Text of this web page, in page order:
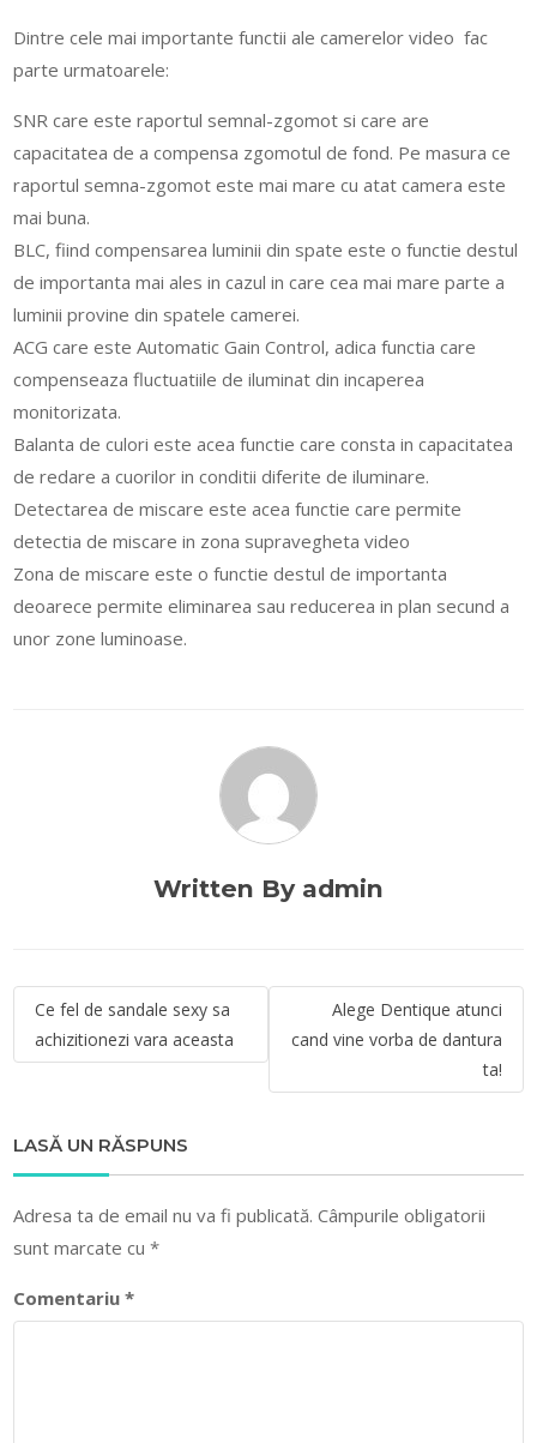
Dintre cele mai importante functii ale camerelor video fac
parte urmatoarele:
SNR care este raportul semnal-zgomot si care are
capacitatea de a compensa zgomotul de fond. Pe masura ce
raportul semna-zgomot este mai mare cu atat camera este
mai buna.
BLC, fiind compensarea luminii din spate este o functie destul
de importanta mai ales in cazul in care cea mai mare parte a
luminii provine din spatele camerei.
ACG care este Automatic Gain Control, adica functia care
compenseaza fluctuatiile de iluminat din incaperea
monitorizata.
Balanta de culori este acea functie care consta in capacitatea
de redare a cuorilor in conditii diferite de iluminare.
Detectarea de miscare este acea functie care permite
detectia de miscare in zona supravegheta video
Zona de miscare este o functie destul de importanta
deoarece permite eliminarea sau reducerea in plan secund a
unor zone luminoase.
Written By admin
Navigare
în
articole
Ce fel de sandale sexy sa
achizitionezi vara aceasta
Alege Dentique atunci
cand vine vorba de dantura
ta!
LASĂ UN RĂSPUNS
Adresa ta de email nu va fi publicată. Câmpurile obligatorii
sunt marcate cu*
Comentariu*